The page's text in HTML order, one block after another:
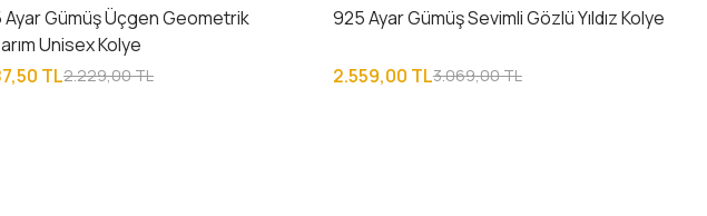
Ayar Gümüş Üçgen Geometrik
Unisex Kolye
TL2.229,00 TL
925 Ayar Gümüş Sevimli Gözlü Yıldız Kolye
2.559,00 TL3.069,00 TL